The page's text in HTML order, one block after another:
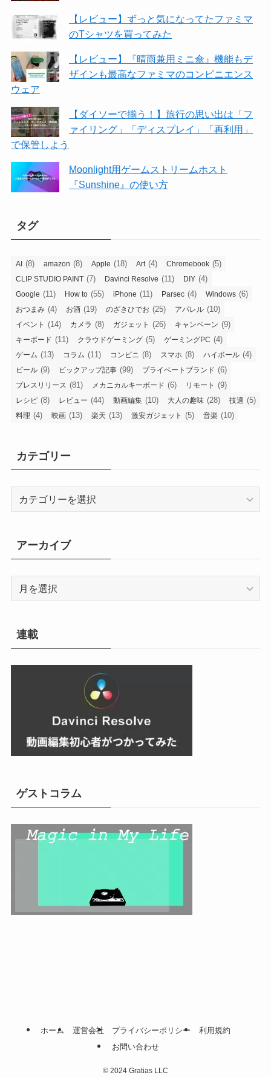
【レビュー】ずっと気になってたファミマ
のTシャツを買ってみた
【レビュー】『晴雨兼用ミニ傘』機能もデ
ザインも最高なファミマのコンビニエンス
ウェア
【ダイソーで揃う！】旅行の思い出は「フ
ァイリング」「ディスプレイ」「再利用」
で保管しよう
Moonlight用ゲームストリームホスト
『Sunshine』の使い方
タグ
AI (8) amazon (8) Apple (18) Art (4) Chromebook (5)
CLIP STUDIO PAINT (7) Davinci Resolve (11) DIY (4)
Google (11) How to (55) iPhone (11) Parsec (4) Windows (6)
おつまみ (4) お酒 (19) のざきひでお (25) アパレル (10)
イベント (14) カメラ (8) ガジェット (26) キャンペーン (9)
キーボード (11) クラウドゲーミング (5) ゲーミングPC (4)
ゲーム (13) コラム (11) コンビニ (8) スマホ (8) ハイボール (4)
ビール (9) ピックアップ記事 (99) プライベートブランド (6)
プレスリリース (81) メカニカルキーボード (6) リモート (9)
レシピ (8) レビュー (44) 動画編集 (10) 大人の趣味 (28) 技適 (5)
料理 (4) 映画 (13) 楽天 (13) 激安ガジェット (5) 音楽 (10)
カテゴリー
リ
ー
アーカイブ
イ
ブ
連載
ゲストコラム
ホーム 運営会社 プライバシーポリシー
利用規約
お問い合わせ
© 2024 Gratias LLC